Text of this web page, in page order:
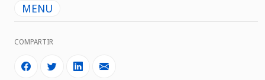
MENU
COMPARTIR